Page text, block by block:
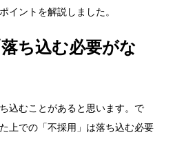
イントを解説しました。
落ち込む必要がな
込むことがあると思います。で
上での「不採用」は落ち込む必要